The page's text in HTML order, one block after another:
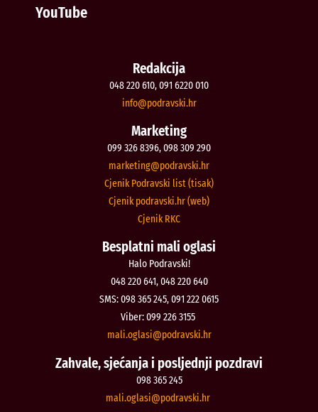
YouTube
Redakcija
048 220 610, 091 6220 010
rh.iksvardop
@ofni
Marketing
099 326 8396, 098 309 290
rh.iksvardop
@gnitekram
Cjenik Podravski list (tisak)
Cjenik podravski.hr (web)
Cjenik RKC
Besplatni mali oglasi
Halo Podravski!
048 220 641, 048 220 640
SMS: 098 365 245, 091 222 0615
Viber: 099 226 3155
rh.iksvardop
@isalgo.ilam
Zahvale, sjećanja i posljednji pozdravi
098 365 245
rh.iksvardop
@isalgo.ilam